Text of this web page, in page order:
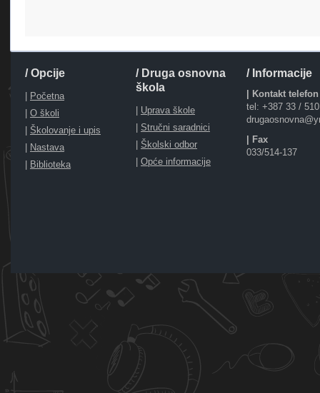
/ Opcije
| Početna
| O školi
| Školovanje i upis
| Nastava
| Biblioteka
/ Druga osnovna
škola
| Uprava škole
| Stručni saradnici
| Školski odbor
| Opće informacije
/ Informacije
| Kontakt telefon
tel: +387 33 /
| Fax
033/514-137